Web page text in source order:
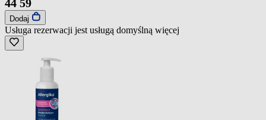
44 59
Dodaj
Usługa rezerwacji jest usługą domyślną więcej